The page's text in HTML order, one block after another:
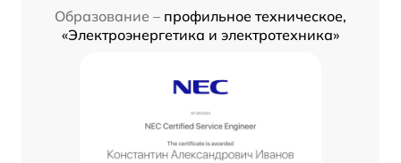
Образование – профильное техническое,
«Электроэнергетика и электротехника»